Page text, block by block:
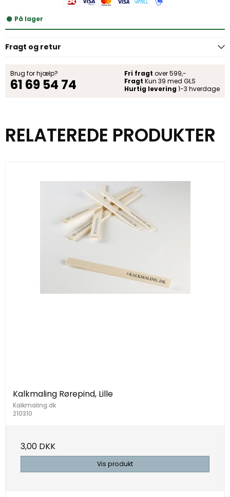
På lager
Fragt og retur
Brug for hjælp?
61 69 54 74
Fri fragt over 599,-
Fragt Kun 39 med GLS
Hurtig levering 1-3 hverdage
RELATEREDE PRODUKTER
Kalkmaling Rørepind, Lille
Kalkmaling.dk
210310
3,00 DKK
Vis produkt